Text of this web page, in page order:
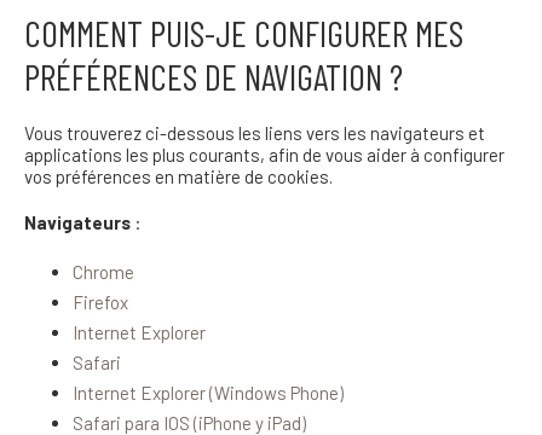
COMMENT PUIS-JE CONFIGURER MES
PRÉFÉRENCES DE NAVIGATION ?
Vous trouverez ci-dessous les liens vers les navigateurs et
applications les plus courants, afin de vous aider à configurer
vos préférences en matière de cookies.
Navigateurs :
Chrome
Firefox
Internet Explorer
Safari
Internet Explorer (Windows Phone)
Safari para IOS (iPhone y iPad)